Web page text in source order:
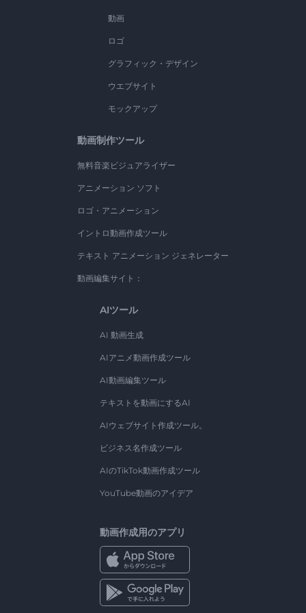
動画
ロゴ
グラフィック・デザイン
ウエブサイト
モックアップ
動画制作ツール
無料音楽ビジュアライザー
アニメーション ソフト
ロゴ・アニメーション
イントロ動画作成ツール
テキスト アニメーション ジェネレーター
動画編集サイト：
AIツール
AI 動画生成
AIアニメ動画作成ツール
AI動画編集ツール
テキストを動画にするAI
AIウェブサイト作成ツール。
ビジネス名作成ツール
AIのTikTok動画作成ツール
YouTube動画のアイデア
動画作成用のアプリ